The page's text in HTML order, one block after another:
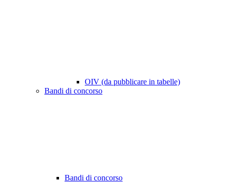
OIV (da pubblicare in tabelle)
Bandi di concorso
Bandi di concorso